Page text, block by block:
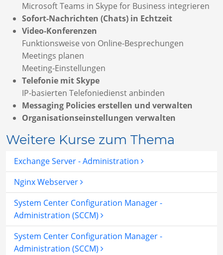
Microsoft Teams in Skype for Business integrieren
Sofort-Nachrichten (Chats) in Echtzeit
Video-Konferenzen
Funktionsweise von Online-Besprechungen
Meetings planen
Meeting-Einstellungen
Telefonie mit Skype
IP-basierten Telefoniedienst anbinden
Messaging Policies erstellen und verwalten
Organisationseinstellungen verwalten
Weitere Kurse zum Thema
Exchange Server - Administration
Nginx Webserver
System Center Configuration Manager -
Administration (SCCM)
System Center Configuration Manager -
Administration (SCCM)